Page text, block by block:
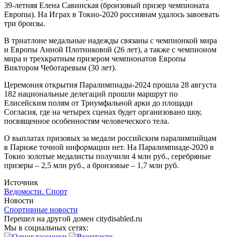
39-летняя Елена Савинская (бронзовый призер чемпионата
Европы). На Играх в Токио-2020 россиянам удалось завоевать
три бронзы.
В триатлоне медальные надежды связаны с чемпионкой мира
и Европы Анной Плотниковой (26 лет), а также с чемпионом
мира и трехкратным призером чемпионатов Европы
Виктором Чеботаревым (30 лет).
Церемония открытия Паралимпиады-2024 прошла 28 августа
182 национальные делегаций прошли маршрут по
Елисейским полям от Триумфальной арки до площади
Согласия, где на четырех сценах будет организовано шоу,
посвященное особенностям человеческого тела.
О выплатах призовых за медали российским паралимпийцам
в Париже точной информации нет. На Паралимпиаде-2020 в
Токио золотые медалисты получили 4 млн руб., серебряные
призеры – 2,5 млн руб., а бронзовые – 1,7 млн руб.
Источник
Ведомости. Спорт
Новости
Спортивные новости
Перешел на другой домен citydisabled.ru
Мы в социальных сетях: